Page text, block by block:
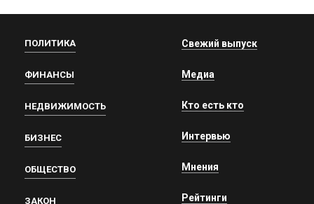
ПОЛИТИКА
ФИНАНСЫ
НЕДВИЖИМОСТЬ
БИЗНЕС
ОБЩЕСТВО
ЗАКОН
Свежий выпуск
Медиа
Кто есть кто
Интервью
Мнения
Рейтинги